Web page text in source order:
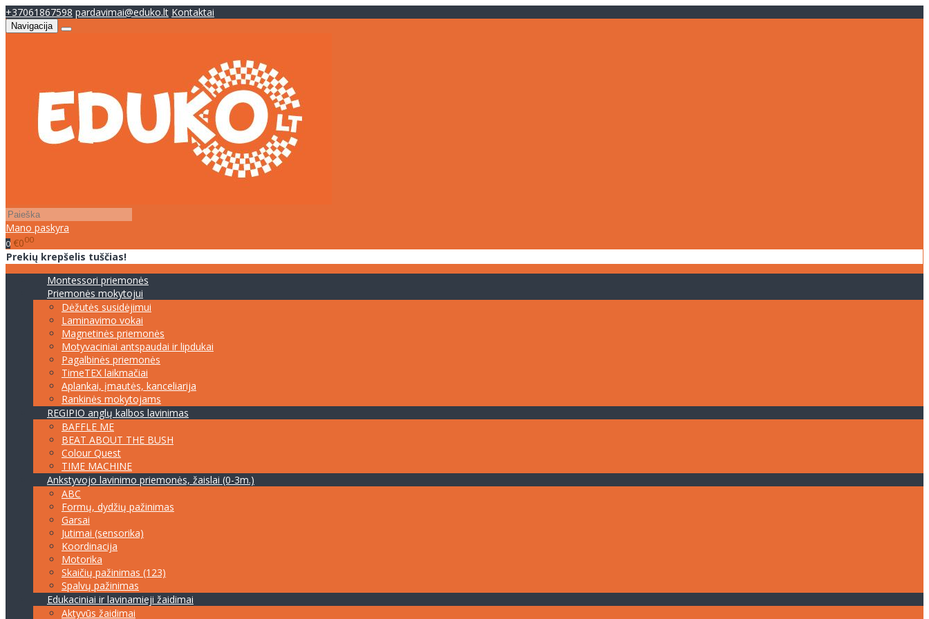
+37061867598 pardavimai@eduko.lt Kontaktai
Navigacija
Mano paskyra
0 €000
Prekių krepšelis tuščias!
Montessori priemonės
Priemonės mokytojui
Dėžutės susidėjimui
Laminavimo vokai
Magnetinės priemonės
Motyvaciniai antspaudai ir lipdukai
Pagalbinės priemonės
TimeTEX laikmačiai
Aplankai, įmautės, kanceliarija
Rankinės mokytojams
REGIPIO anglų kalbos lavinimas
BAFFLE ME
BEAT ABOUT THE BUSH
Colour Quest
TIME MACHINE
Ankstyvojo lavinimo priemonės, žaislai (0-3m.)
ABC
Formų, dydžių pažinimas
Garsai
Jutimai (sensorika)
Koordinacija
Motorika
Skaičių pažinimas (123)
Spalvų pažinimas
Edukaciniai ir lavinamieji žaidimai
Aktyvūs žaidimai